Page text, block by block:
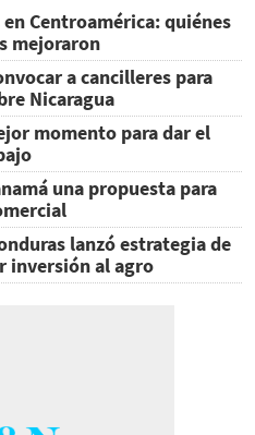
en Centroamérica: quiénes
mejoraron
a cancilleres para
Nicaragua
momento para dar el
una propuesta para
lanzó estrategia de
inversión al agro